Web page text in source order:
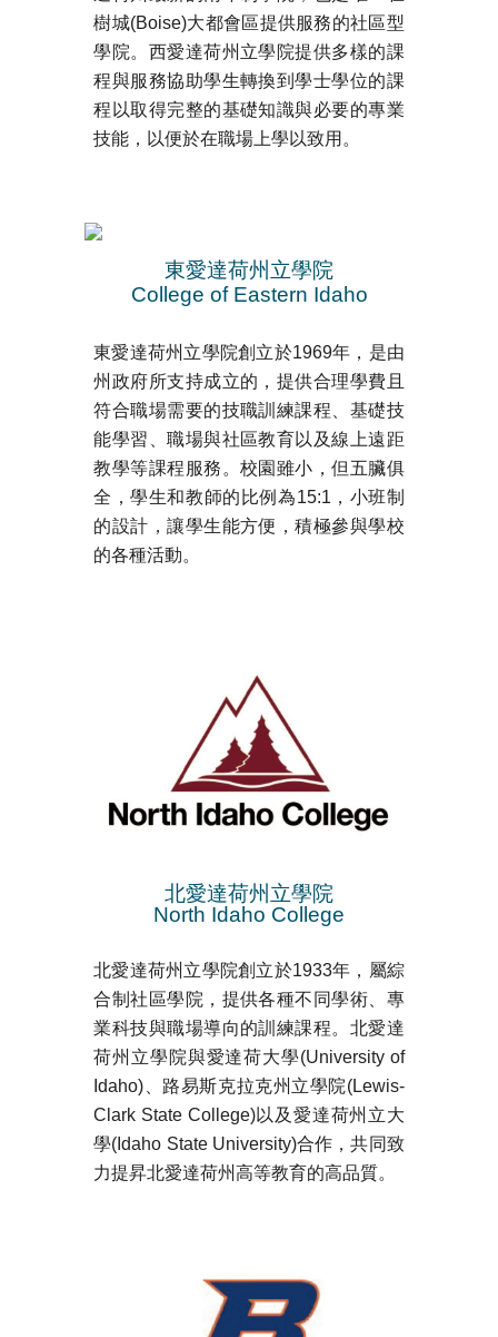
樹城(Boise)大都會區提供服務的社區型
學院。西愛達荷州立學院提供多樣的課
程與服務協助學生轉換到學士學位的課
程以取得完整的基礎知識與必要的專業
技能，以便於在職場上學以致用。
東愛達荷州立學院
College of Eastern Idaho
東愛達荷州立學院創立於1969年，是由
州政府所支持成立的，提供合理學費且
符合職場需要的技職訓練課程、基礎技
能學習、職場與社區教育以及線上遠距
教學等課程服務。校園雖小，但五臟俱
全，學生和教師的比例為15:1，小班制
的設計，讓學生能方便，積極參與學校
的各種活動。
北愛達荷州立學院
North Idaho College
北愛達荷州立學院創立於1933年，屬綜
合制社區學院，提供各種不同學術、專
業科技與職場導向的訓練課程。北愛達
荷州立學院與愛達荷大學(University of
Idaho)、路易斯克拉克州立學院(Lewis-
Clark State College)以及愛達荷州立大
學(Idaho State University)合作，共同致
力提昇北愛達荷州高等教育的高品質。